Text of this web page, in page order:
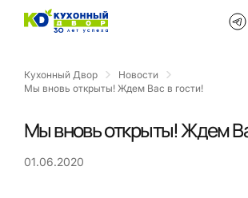
Кухонный Двор
Новости
Мы вновь открыты! Ждем Вас в гости!
Мы вновь открыты! Ждем
01.06.2020